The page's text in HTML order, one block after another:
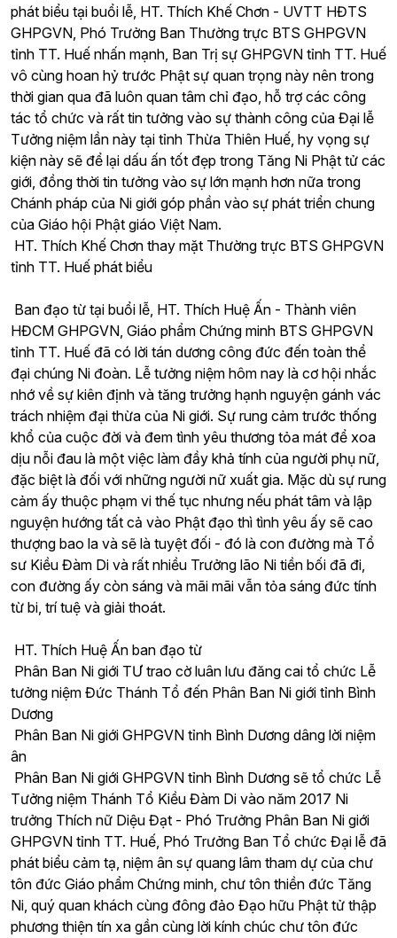
phát biểu tại buổi lễ, HT. Thích Khế Chơn - UVTT HĐTS
GHPGVN, Phó Trưởng Ban Thường trực BTS GHPGVN
tỉnh TT. Huế nhấn mạnh, Ban Trị sự GHPGVN tỉnh TT. Huế
vô cùng hoan hỷ trước Phật sự quan trọng này nên trong
thời gian qua đã luôn quan tâm chỉ đạo, hỗ trợ các công
tác tổ chức và rất tin tưởng vào sự thành công của Đại lễ
Tưởng niệm lần này tại tỉnh Thừa Thiên Huế, hy vọng sự
kiện này sẽ để lại dấu ấn tốt đẹp trong Tăng Ni Phật tử các
giới, đồng thời tin tưởng vào sự lớn mạnh hơn nữa trong
Chánh pháp của Ni giới góp phần vào sự phát triển chung
của Giáo hội Phật giáo Việt Nam.
HT. Thích Khế Chơn thay mặt Thường trực BTS GHPGVN
tỉnh TT. Huế phát biểu
Ban đạo từ tại buổi lễ, HT. Thích Huệ Ấn - Thành viên
HĐCM GHPGVN, Giáo phẩm Chứng minh BTS GHPGVN
tỉnh TT. Huế đã có lời tán dương công đức đến toàn thể
đại chúng Ni đoàn. Lễ tưởng niệm hôm nay là cơ hội nhắc
nhớ về sự kiên định và tăng trưởng hạnh nguyện gánh vác
trách nhiệm đại thừa của Ni giới. Sự rung cảm trước thống
khổ của cuộc đời và đem tình yêu thương tỏa mát để xoa
dịu nỗi đau là một việc làm đầy khả tính của người phụ nữ,
đặc biệt là đối với những người nữ xuất gia. Mặc dù sự rung
cảm ấy thuộc phạm vi thế tục nhưng nếu phát tâm và lập
nguyện hướng tất cả vào Phật đạo thì tình yêu ấy sẽ cao
thượng bao la và sẽ là tuyệt đối - đó là con đường mà Tổ
sư Kiều Đàm Di và rất nhiều Trưởng lão Ni tiền bối đã đi,
con đường ấy còn sáng và mãi mãi vẫn tỏa sáng đức tính
từ bi, trí tuệ và giải thoát.
HT. Thích Huệ Ấn ban đạo từ
Phân Ban Ni giới TƯ trao cờ luân lưu đăng cai tổ chức Lễ
tưởng niệm Đức Thánh Tổ đến Phân Ban Ni giới tỉnh Bình
Dương
Phân Ban Ni giới GHPGVN tỉnh Bình Dương dâng lời niệm
ân
Phân Ban Ni giới GHPGVN tỉnh Bình Dương sẽ tổ chức Lễ
Tưởng niệm Thánh Tổ Kiều Đàm Di vào năm 2017 Ni
trưởng Thích nữ Diệu Đạt - Phó Trưởng Phân Ban Ni giới
GHPGVN tỉnh TT. Huế, Phó Trưởng Ban Tổ chức Đại lễ đã
phát biểu cảm tạ, niệm ân sự quang lâm tham dự của chư
tôn đức Giáo phẩm Chứng minh, chư tôn thiền đức Tăng
Ni, quý quan khách cùng đông đảo Đạo hữu Phật tử thập
phương thiện tín xa gần cùng lời kính chúc chư tôn đức